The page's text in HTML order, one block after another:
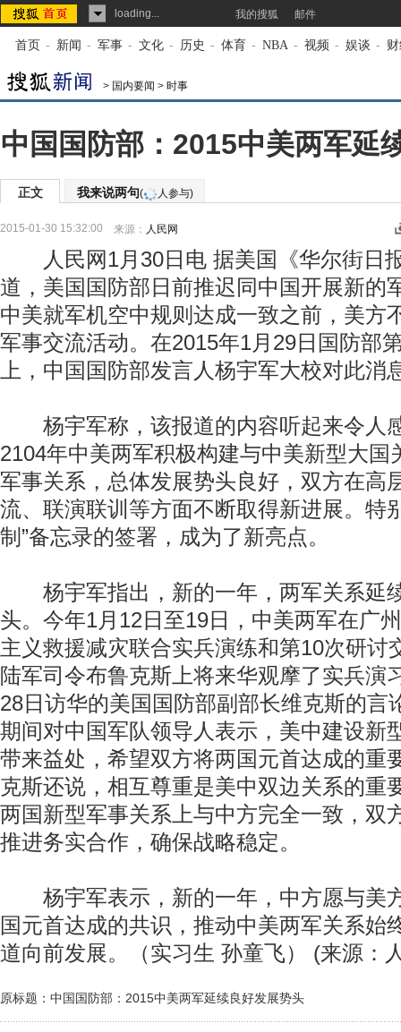
loading... 我的搜狐 邮件
首页 - 新闻 - 军事 - 文化 - 历史 - 体育 - NBA - 视频 - 娱谈 -
> 国内要闻 > 时事
中国国防部：2015中美两军延
正文 我来说两句( 人参与)
2015-01-30 15:32:00 来源： 人民网
人民网1月30日电 据美国《华尔街日
道，美国国防部日前推迟同中国开展新的
中美就军机空中规则达成一致之前，美方
军事交流活动。在2015年1月29日国防部
上，中国国防部发言人杨宇军大校对此消
杨宇军称，该报道的内容听起来令人
2104年中美两军积极构建与中美新型大国
军事关系，总体发展势头良好，双方在高
流、联演联训等方面不断取得新进展。特
制”备忘录的签署，成为了新亮点。
杨宇军指出，新的一年，两军关系延
头。今年1月12日至19日，中美两军在广
主义救援减灾联合实兵演练和第10次研讨
陆军司令布鲁克斯上将来华观摩了实兵演
28日访华的美国国防部副部长维克斯的言
期间对中国军队领导人表示，美中建设新
带来益处，希望双方将两国元首达成的重
克斯还说，相互尊重是美中双边关系的重
两国新型军事关系上与中方完全一致，双
推进务实合作，确保战略稳定。
杨宇军表示，新的一年，中方愿与美
国元首达成的共识，推动中美两军关系始
道向前发展。（实习生 孙童飞） (来源：
原标题：中国国防部：2015中美两军延续良好发展势头